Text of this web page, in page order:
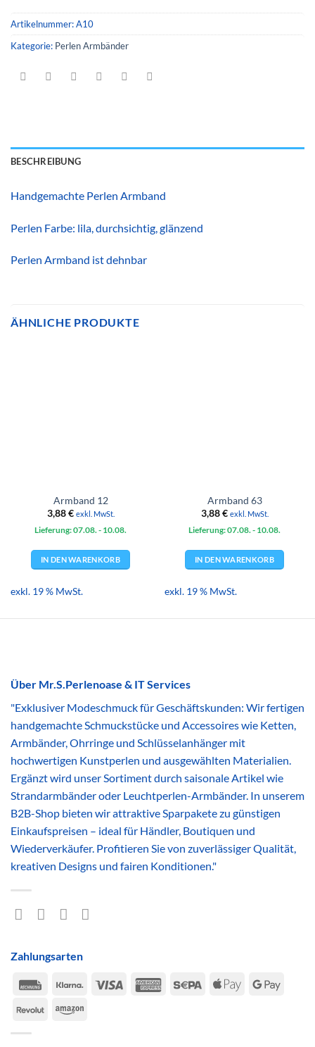
Artikelnummer:A10
Kategorie: Perlen Armbänder
BESCHREIBUNG
Handgemachte Perlen Armband
Perlen Farbe: lila, durchsichtig, glänzend
Perlen Armband ist dehnbar
ÄHNLICHE PRODUKTE
Armband 12
3,88€ exkl. MwSt.
Lieferung: 07.08. - 10.08.
IN DEN WARENKORB
exkl. 19 % MwSt.
Armband 63
3,88€ exkl. MwSt.
Lieferung: 07.08. - 10.08.
IN DEN WARENKORB
exkl. 19 % MwSt.
Über Mr.S.Perlenoase & IT Services
"Exklusiver Modeschmuck für Geschäftskunden: Wir fertigen
handgemachte Schmuckstücke und Accessoires wie Ketten,
Armbänder, Ohrringe und Schlüsselanhänger mit
hochwertigen Kunstperlen und ausgewählten Materialien.
Ergänzt wird unser Sortiment durch saisonale Artikel wie
Strandarmbänder oder Leuchtperlen-Armbänder. In unserem
B2B-Shop bieten wir attraktive Sparpakete zu günstigen
Einkaufspreisen – ideal für Händler, Boutiquen und
Wiederverkäufer. Profitieren Sie von zuverlässiger Qualität,
kreativen Designs und fairen Konditionen."
Zahlungsarten
Rechung
Klarna Visa
American Sepa
Apple
Google
RevolutAmazon